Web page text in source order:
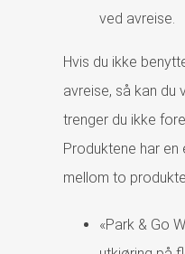
ved avreise.
Hvis du ikke
avreise, så kan du
trenger du ikke
Produktene har
mellom to
«Park & Go